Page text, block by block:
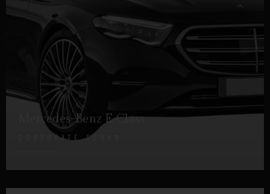
Mercedes-Benz E Class
CORPORATE SEDAN
DETTAGLI